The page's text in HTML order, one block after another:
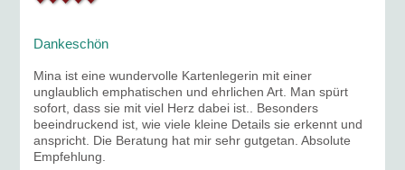
Dankeschön
Mina ist eine wundervolle Kartenlegerin mit einer
unglaublich emphatischen und ehrlichen Art. Man spürt
sofort, dass sie mit viel Herz dabei ist.. Besonders
beeindruckend ist, wie viele kleine Details sie erkennt und
anspricht. Die Beratung hat mir sehr gutgetan. Absolute
Empfehlung.